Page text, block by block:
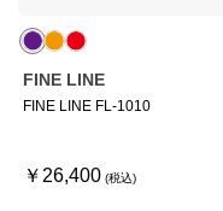
FINE LINE
FINE LINE FL-1010
￥26,400